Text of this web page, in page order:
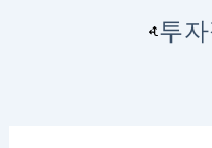
투